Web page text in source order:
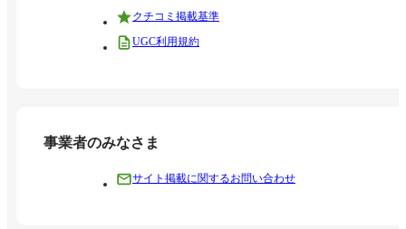
クチコミ掲載基準
UGC利用規約
事業者のみなさま
サイト掲載に関するお問い合わせ